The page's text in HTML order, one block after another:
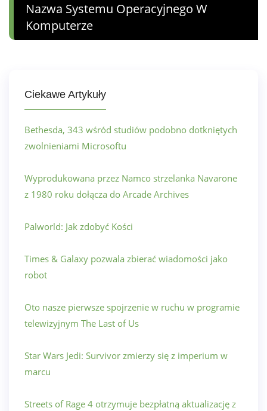
Nazwa Systemu Operacyjnego W
Komputerze
Ciekawe Artykuły
Bethesda, 343 wśród studiów podobno dotkniętych
zwolnieniami Microsoftu
Wyprodukowana przez Namco strzelanka Navarone
z 1980 roku dołącza do Arcade Archives
Palworld: Jak zdobyć Kości
Times & Galaxy pozwala zbierać wiadomości jako
robot
Oto nasze pierwsze spojrzenie w ruchu w programie
telewizyjnym The Last of Us
Star Wars Jedi: Survivor zmierzy się z imperium w
marcu
Streets of Rage 4 otrzymuje bezpłatną aktualizację z